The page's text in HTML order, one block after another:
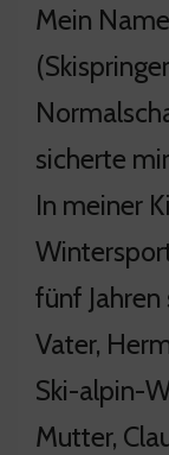
Mein
sicherte
In meiner
fünf
Vater,
Ski-alpin-
Mutter,